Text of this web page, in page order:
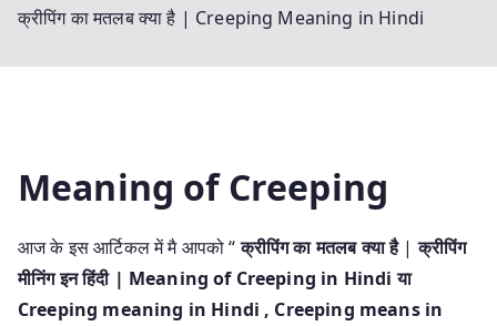
क्रीपिंग का मतलब क्या है | Creeping Meaning in Hindi
Meaning of Creeping
आज के इस आर्टिकल में मै आपको “क्रीपिंग का मतलब क्या है|क्रीपिंग
मीनिंग इन हिंदी | Meaning of Creeping in Hindi या
Creeping meaning in Hindi , Creeping means in